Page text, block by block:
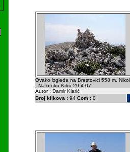
Ovako izgleda na Brestovici 558 m.
. Na otoku Krku 29.4.07
Autor : Damir Klarić
Broj klikova :94 Com :0